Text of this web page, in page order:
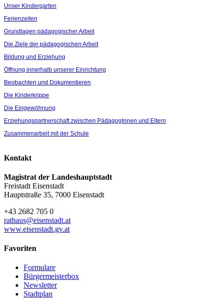
Unser Kindergarten
Ferienzeiten
Grundlagen pädagogischer Arbeit
Die Ziele der pädagogischen Arbeit
Bildung und Erziehung
Öffnung innerhalb unserer Einrichtung
Beobachten und Dokumentieren
Die Kinderkrippe
Die Eingewöhnung
Erziehungspartnerschaft zwischen PädagogInnen und Eltern
Zusammenarbeit mit der Schule
Kontakt
Magistrat der Landeshauptstadt
Freistadt Eisenstadt
Hauptstraße 35, 7000 Eisenstadt
+43 2682 705 0
rathaus@eisenstadt.at
www.eisenstadt.gv.at
Favoriten
Formulare
Bürgermeisterbox
Newsletter
Stadtplan